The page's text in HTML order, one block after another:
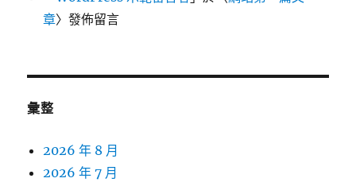
章〉發佈留言
彙整
2026 年 8 月
2026 年 7 月